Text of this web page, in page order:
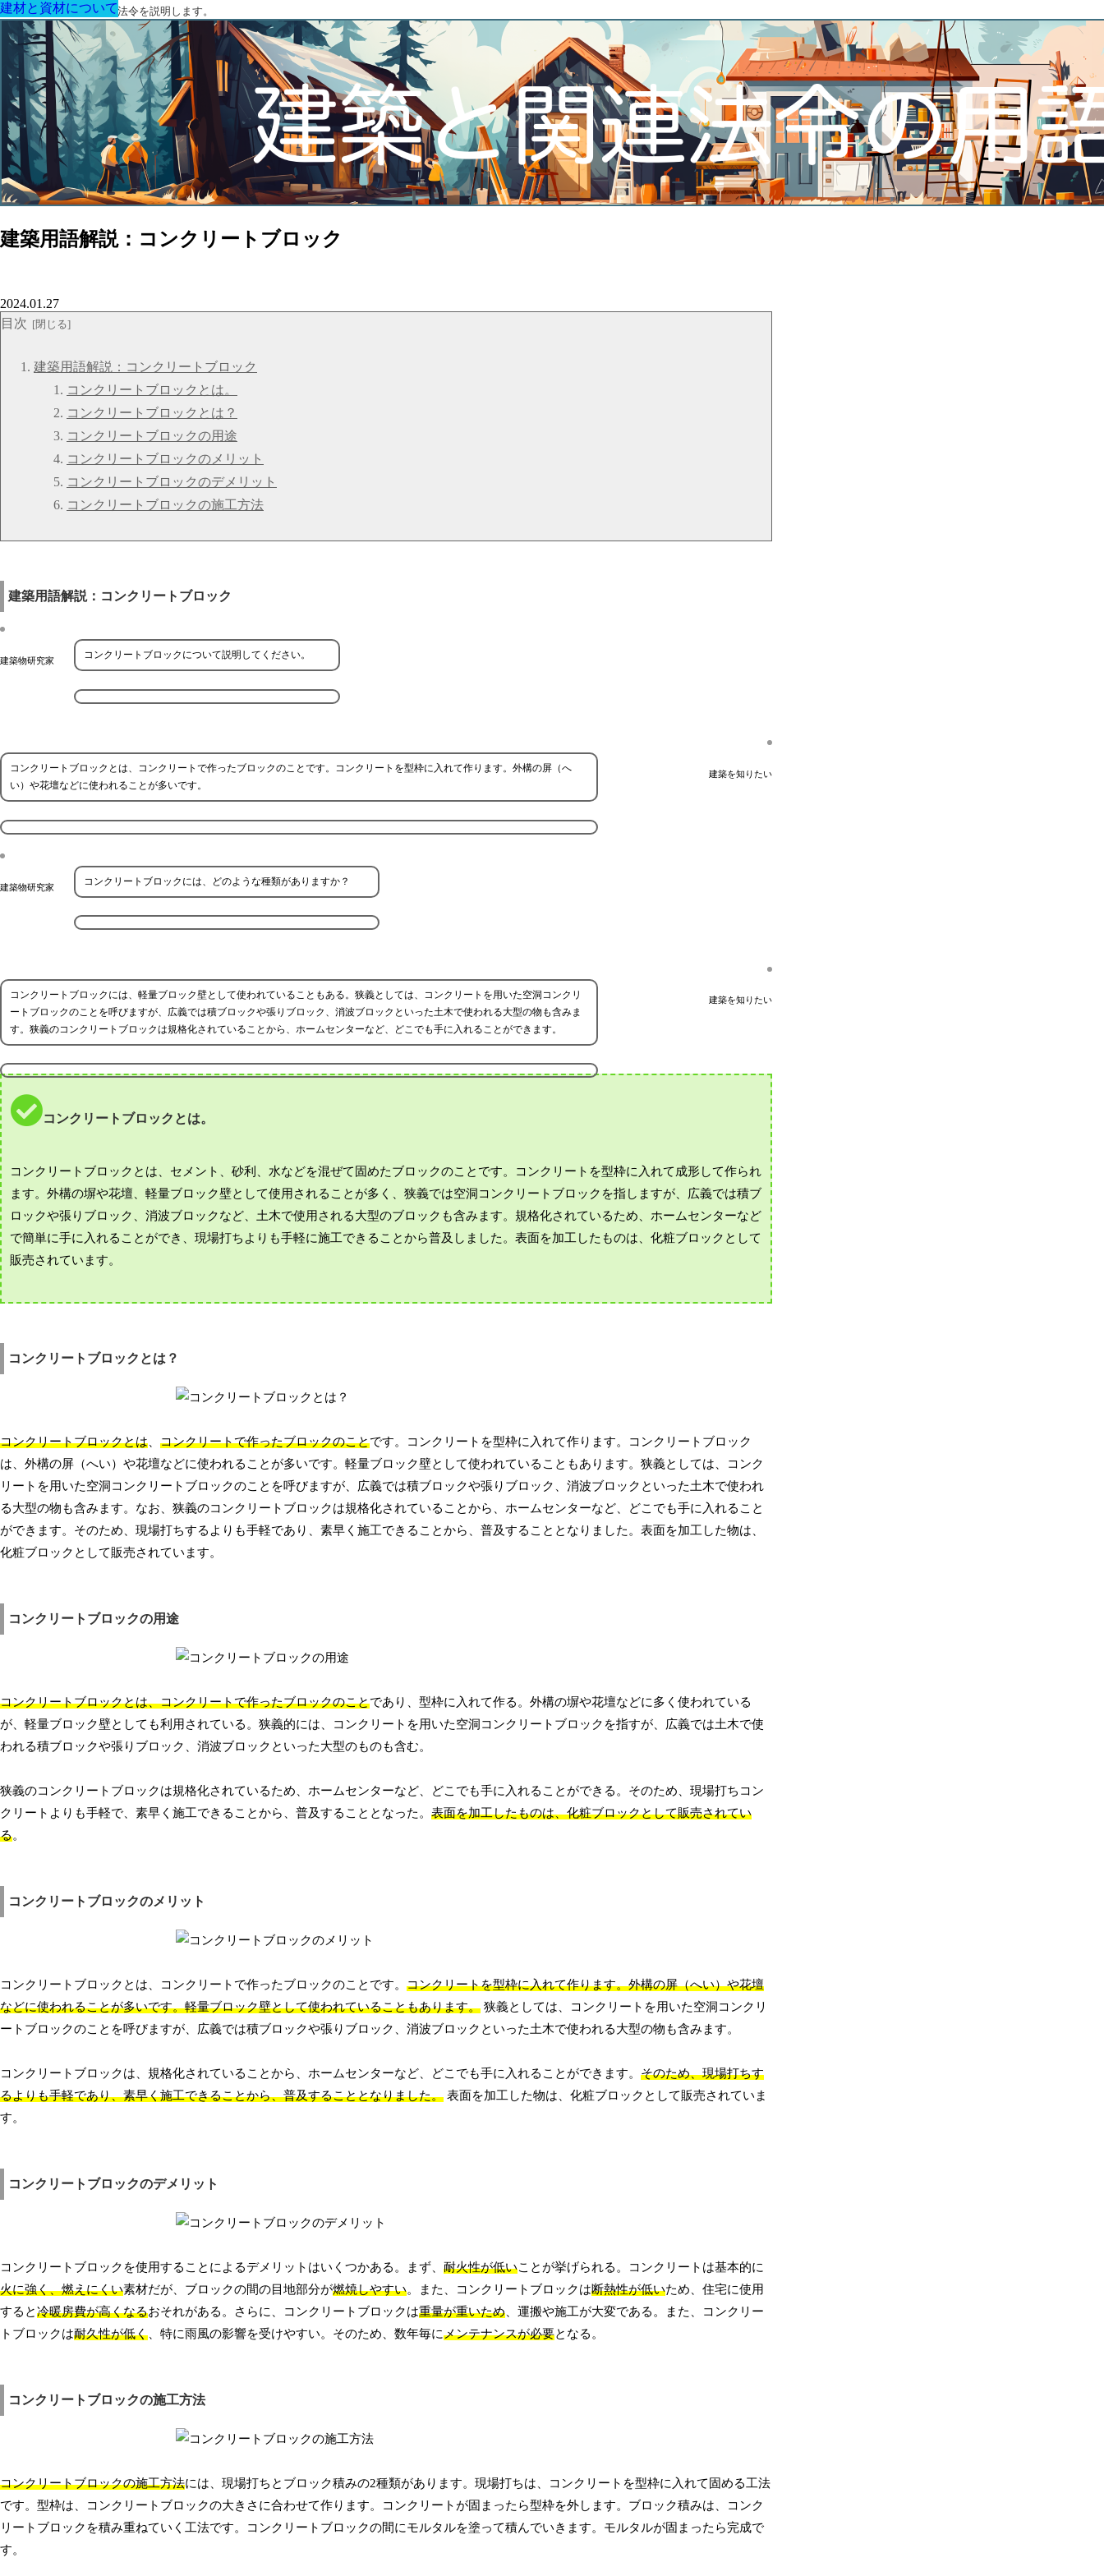
建築に関する用語と関連法令を説明します。
建築用語解説：コンクリートブロック
建材と資材について
2024.01.27
目次
建築用語解説：コンクリートブロック
コンクリートブロックとは。
コンクリートブロックとは？
コンクリートブロックの用途
コンクリートブロックのメリット
コンクリートブロックのデメリット
コンクリートブロックの施工方法
建築用語解説：コンクリートブロック
建築物研究家 コンクリートブロックについて説明してください。
建築を知りたい
コンクリートブロックとは、コンクリートで作ったブロックのことです。コンクリートを型枠に入れて作ります。外構の屏（へ
い）や花壇などに使われることが多いです。
建築物研究家 コンクリートブロックには、どのような種類がありますか？
建築を知りたい
コンクリートブロックには、軽量ブロック壁として使われていることもある。狭義としては、コンクリートを用いた空洞コンクリ
ートブロックのことを呼びますが、広義では積ブロックや張りブロック、消波ブロックといった土木で使われる大型の物も含みま
す。狭義のコンクリートブロックは規格化されていることから、ホームセンターなど、どこでも手に入れることができます。
コンクリートブロックとは。
コンクリートブロックとは、セメント、砂利、水などを混ぜて固めたブロックのことです。コンクリートを型枠に入れて成形して作られ
ます。外構の塀や花壇、軽量ブロック壁として使用されることが多く、狭義では空洞コンクリートブロックを指しますが、広義では積ブ
ロックや張りブロック、消波ブロックなど、土木で使用される大型のブロックも含みます。規格化されているため、ホームセンターなど
で簡単に手に入れることができ、現場打ちよりも手軽に施工できることから普及しました。表面を加工したものは、化粧ブロックとして
販売されています。
コンクリートブロックとは？
コンクリートブロックとは、 コンクリートで作ったブロックのことです。コンクリートを型枠に入れて作ります。コンクリートブロック
は、外構の屏（へい）や花壇などに使われることが多いです。軽量ブロック壁として使われていることもあります。狭義としては、コンク
リートを用いた空洞コンクリートブロックのことを呼びますが、広義では積ブロックや張りブロック、消波ブロックといった土木で使われ
る大型の物も含みます。なお、狭義のコンクリートブロックは規格化されていることから、ホームセンターなど、どこでも手に入れること
ができます。そのため、現場打ちするよりも手軽であり、素早く施工できることから、普及することとなりました。表面を加工した物は、
化粧ブロックとして販売されています。
コンクリートブロックの用途
コンクリートブロックとは、コンクリートで作ったブロックのことであり、型枠に入れて作る。外構の塀や花壇などに多く使われている
が、軽量ブロック壁としても利用されている。狭義的には、コンクリートを用いた空洞コンクリートブロックを指すが、広義では土木で使
われる積ブロックや張りブロック、消波ブロックといった大型のものも含む。
狭義のコンクリートブロックは規格化されているため、ホームセンターなど、どこでも手に入れることができる。そのため、現場打ちコン
クリートよりも手軽で、素早く施工できることから、普及することとなった。 表面を加工したものは、化粧ブロックとして販売されてい
る。
コンクリートブロックのメリット
コンクリートブロックとは、コンクリートで作ったブロックのことです。 コンクリートを型枠に入れて作ります。外構の屏（へい）や花壇
などに使われることが多いです。軽量ブロック壁として使われていることもあります。 狭義としては、コンクリートを用いた空洞コンクリ
ートブロックのことを呼びますが、広義では積ブロックや張りブロック、消波ブロックといった土木で使われる大型の物も含みます。
コンクリートブロックは、規格化されていることから、ホームセンターなど、どこでも手に入れることができます。 そのため、現場打ちす
るよりも手軽であり、素早く施工できることから、普及することとなりました。 表面を加工した物は、化粧ブロックとして販売されていま
す。
コンクリートブロックのデメリット
コンクリートブロックを使用することによるデメリットはいくつかある。まず、 耐火性が低いことが挙げられる。コンクリートは基本的に
火に強く、燃えにくい素材だが、ブロックの間の目地部分が燃焼しやすい。また、コンクリートブロックは断熱性が低いため、住宅に使用
すると冷暖房費が高くなるおそれがある。さらに、コンクリートブロックは重量が重いため、運搬や施工が大変である。また、コンクリー
トブロックは耐久性が低く、特に雨風の影響を受けやすい。そのため、数年毎にメンテナンスが必要となる。
コンクリートブロックの施工方法
コンクリートブロックの施工方法には、現場打ちとブロック積みの2種類があります。現場打ちは、コンクリートを型枠に入れて固める工法
です。型枠は、コンクリートブロックの大きさに合わせて作ります。コンクリートが固まったら型枠を外します。ブロック積みは、コンク
リートブロックを積み重ねていく工法です。コンクリートブロックの間にモルタルを塗って積んでいきます。モルタルが固まったら完成で
す。
建材と資材について
建材と資材について
建材と資材について
建材と資材について
建材と資材について
建材と資材について